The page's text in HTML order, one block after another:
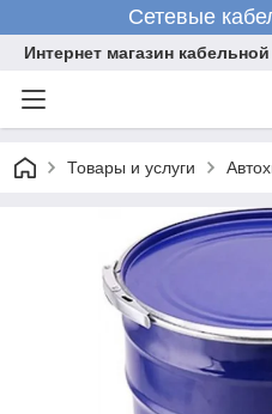
Сетевые
Интернет магазин
Товары и услуги